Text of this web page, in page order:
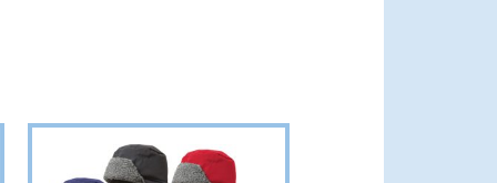
Reflexbereich